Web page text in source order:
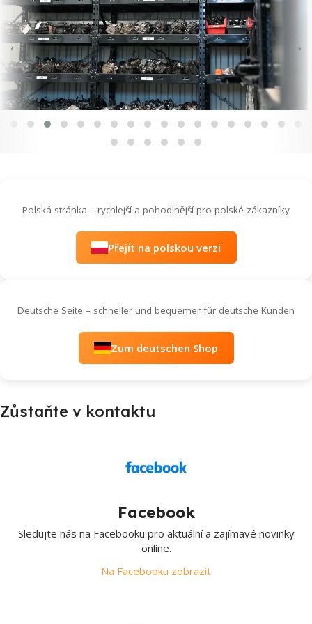
‹ ›
Polská stránka – rychlejší a pohodlnější pro polské zákazníky
Přejít na polskou verzi
Deutsche Seite – schneller und bequemer für deutsche Kunden
Zum deutschen Shop
Zůstaňte v kontaktu
Facebook
Sledujte nás na Facebooku pro aktuální a zajímavé novinky
online.
Na Facebooku zobrazit